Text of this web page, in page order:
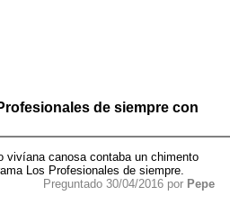
de siempre con
vivíana canosa contaba un chimento
Los Profesionales de siempre.
Preguntado 30/04/2016 por Pepe